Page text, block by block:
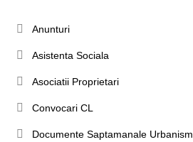
Anunturi
Asistenta Sociala
Asociatii Proprietari
Convocari CL
Documente Saptamanale Urbanism